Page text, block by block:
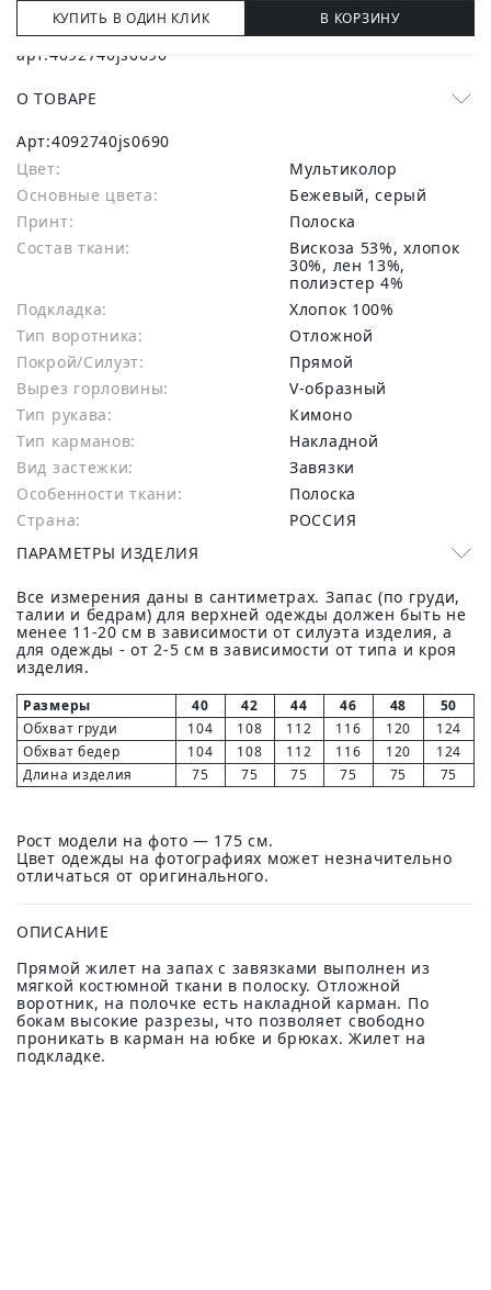
КУПИТЬ В ОДИН КЛИК В КОРЗИНУ
О ТОВАРЕ
Арт:4092740js0690
Цвет:
Мультиколор
Основные цвета:
бежевый, серый
Принт:
Полоска
Состав ткани:
вискоза 53%, хлопок
30%, лен 13%,
полиэстер 4%
Подкладка:
Хлопок 100%
Тип воротника:
Отложной
Покрой/Силуэт:
Прямой
Вырез горловины:
V-образный
Тип рукава:
Кимоно
Тип карманов:
Накладной
Вид застежки:
Завязки
Особенности ткани:
Полоска
Страна:
РОССИЯ
ПАРАМЕТРЫ ИЗДЕЛИЯ
Все измерения даны в сантиметрах. Запас (по груди,
талии и бедрам) для верхней одежды должен быть не
менее 11-20 см в зависимости от силуэта изделия, а
для одежды - от 2-5 см в зависимости от типа и кроя
изделия.
Размеры 40 42 44 46 48
50
Обхват груди
104 108 112 116 120
124
Обхват бедер
104 108 112 116 120
124
Длина изделия
75 75 75 75 75 75
Рост модели на фото — 175 см.
Цвет одежды на фотографиях может незначительно
отличаться от оригинального.
ОПИСАНИЕ
Прямой жилет на запах с завязками выполнен из
мягкой костюмной ткани в полоску. Отложной
воротник, на полочке есть накладной карман. По
бокам высокие разрезы, что позволяет свободно
проникать в карман на юбке и брюках. Жилет на
подкладке.